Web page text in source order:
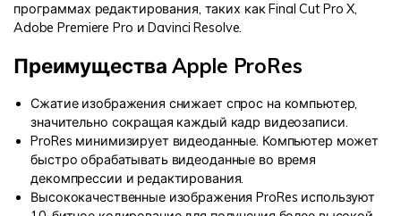
программах редактирования, таких как Final Cut Pro X,
Adobe Premiere Pro и Davinci Resolve.
Преимущества Apple ProRes
Сжатие изображения снижает спрос на компьютер,
значительно сокращая каждый кадр видеозаписи.
ProRes минимизирует видеоданные. Компьютер может
быстро обрабатывать видеоданные во время
декомпрессии и редактирования.
Высококачественные изображения ProRes используют